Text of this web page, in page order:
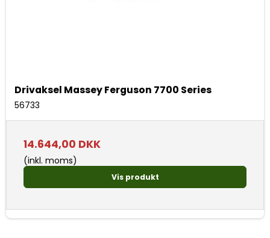
Drivaksel Massey Ferguson 7700 Series
56733
14.644,00 DKK
(inkl. moms)
Vis produkt